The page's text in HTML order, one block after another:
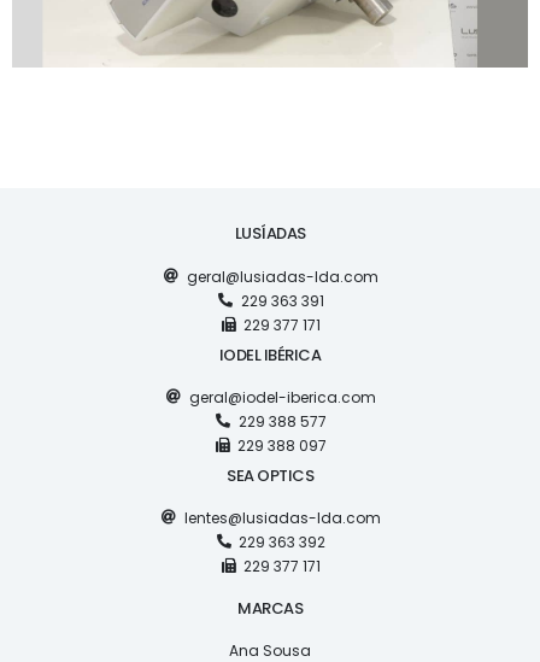
LUSÍADAS
geral@lusiadas-lda.com
229 363 391
229 377 171
IODEL IBÉRICA
geral@iodel-iberica.com
229 388 577
229 388 097
SEA OPTICS
lentes@lusiadas-lda.com
229 363 392
229 377 171
MARCAS
Ana Sousa